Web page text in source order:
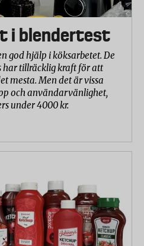
i blendertest
god hjälp i köksarbetet. De
har tillräcklig kraft för att
mesta. Men det är vissa
och användarvänlighet,
under 4000 kr.